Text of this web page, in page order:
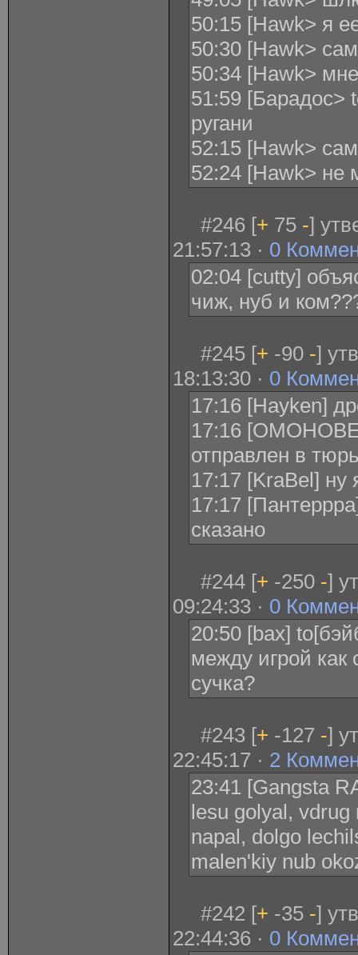
50:15 [Hawk> я
50:30 [Hawk>
50:34 [Hawk>
51:59 [Барадос>
ругани
52:15 [Hawk>
52:24 [Hawk> не
#246 [+ 75 -]
21:57:13 · 0
02:04 [cutty]
чиж, нуб и
#245 [+ -90 -]
18:13:30 · 0
17:16 [Hayken]
17:16
отправлен в
17:17 [KraBel] ну
17:17
сказано
#244 [+ -250 -]
09:24:33 · 0
20:50 [bax]
между игрой как
сучка?
#243 [+ -127 -]
22:45:17 · 2
23:41 [Gangsta
lesu golyal,
napal, dolgo
malen'kiy nub
#242 [+ -35 -]
22:44:36 · 0